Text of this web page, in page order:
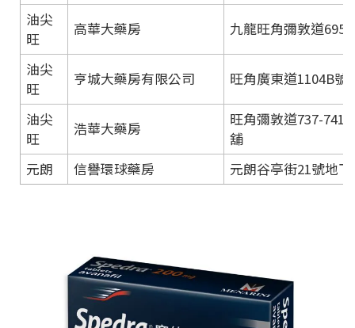
油尖
旺
高華大藥房 九龍旺角彌敦道695
油尖
旺
亨城大藥房有限公司 旺角廣東道1104B號
油尖
旺
浩華大藥房
旺角彌敦道737-
舖
元朗
信譽環球藥房 元朗谷亭街21號地下